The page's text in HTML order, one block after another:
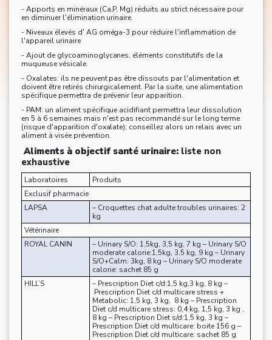
- Apports en minéraux (Ca,P, Mg) réduits au strict nécessaire pour
en diminuer l'élimination urinaire.
- Niveaux élevés d' AG oméga-3 pour réduire l'inflammation de
l'appareil urinaire
- Ajout de glycoaminoglycanes, éléments constitutifs de la
muqueuse vésicale.
- Oxalates: ils ne peuvent pas être dissouts par l'alimentation et
doivent être retirés chirurgicalement. Par la suite, une alimentation
spécifique permettra de prévenir leur apparition.
- PAM: un aliment spécifique acidifiant permettra leur dissolution
en 5 à 6 semaines mais n'est pas recommandé sur le long terme
(risque d'apparition d'oxalate); conseillez alors un relais avec un
aliment à visée prévention.
Aliments à objectif santé urinaire: liste non
exhaustive
Laboratoires
Produits
Exclusif pharmacie
LAPSA
– Croquettes chat adulte troubles urinaires: 2
kg
Vétérinaire
ROYAL CANIN
– Urinary S/O: 1,5kg, 3,5 kg, 7 kg – Urinary S/O
moderate calorie:1,5kg, 3,5 kg, 9 kg – Urinary
S/O+Calm: 3kg, 8 kg – Urinary S/O moderate
calorie: sachet 85 g
HILL’S
– Prescription Diet c/d:1,5 kg,3 kg, 8 kg –
Prescription Diet c/d multicare stress +
Metabolic: 1,5 kg, 3 kg, 8 kg – Prescription
Diet c/d multicare stress: 0,4 kg, 1,5 kg, 3 kg ,
8 kg – Prescription Diet s/d:1,5 kg, 3 kg –
Prescription Diet c/d multicare: boite 156 g –
Prescription Diet c/d multicare: sachet 85 g